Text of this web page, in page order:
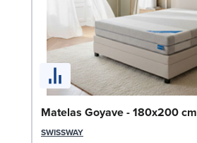
Matelas Goyave - 180x200 cm
SWISSWAY